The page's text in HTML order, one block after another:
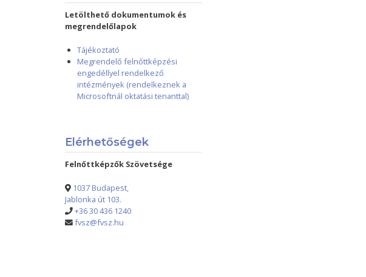
Letölthető dokumentumok és
megrendelőlapok
Tájékoztató
Megrendelő felnőttképzési
engedéllyel rendelkező
intézmények (rendelkeznek a
Microsoftnál oktatási tenanttal)
Elérhetőségek
Felnőttképzők Szövetsége
1037 Budapest,
Jablonka út 103.
+36 30 436 1240
fvsz@fvsz.hu